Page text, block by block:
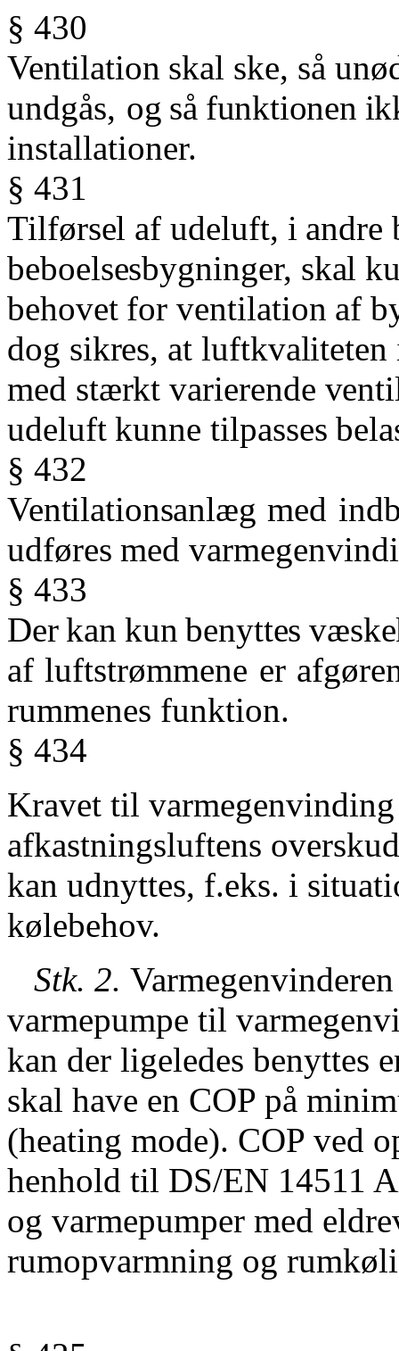
§ 430
Ventilation skal ske, så
undgås, og så funktionen
installationer.
§ 431
Tilførsel af udeluft, i andre
beboelsesbygninger, skal
behovet for ventilation af
dog sikres, at
med stærkt varierende
udeluft kunne tilpasses
§ 432
Ventilationsanlæg med
udføres med
§ 433
Der kan kun benyttes
af luftstrømmene er
rummenes funktion.
§ 434
Kravet til
afkastningsluftens
kan udnyttes, f.eks. i
kølebehov.
Stk. 2. Varmegenvinderen
varmepumpe til
kan der ligeledes benyttes
skal have en COP på
(heating mode). COP ved
henhold til DS/EN 14511
og varmepumper med
rumopvarmning og